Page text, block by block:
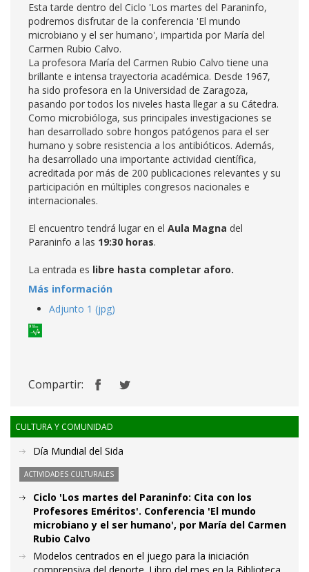
Esta tarde dentro del Ciclo 'Los martes del Paraninfo,
podremos disfrutar de la conferencia 'El mundo
microbiano y el ser humano', impartida por María del
Carmen Rubio Calvo.
La profesora María del Carmen Rubio Calvo tiene una
brillante e intensa trayectoria académica. Desde 1967,
ha sido profesora en la Universidad de Zaragoza,
pasando por todos los niveles hasta llegar a su Cátedra.
Como microbióloga, sus principales investigaciones se
han desarrollado sobre hongos patógenos para el ser
humano y sobre resistencia a los antibióticos. Además,
ha desarrollado una importante actividad científica,
acreditada por más de 200 publicaciones relevantes y su
participación en múltiples congresos nacionales e
internacionales.
El encuentro tendrá lugar en el Aula Magna del
Paraninfo a las 19:30 horas.
La entrada es libre hasta completar aforo.
Más información
Adjunto 1 (jpg)
Compartir:
CULTURA Y COMUNIDAD
Día Mundial del Sida
ACTIVIDADES CULTURALES
Ciclo 'Los martes del Paraninfo: Cita con los
Profesores Eméritos'. Conferencia 'El mundo
microbiano y el ser humano', por María del Carmen
Rubio Calvo
Modelos centrados en el juego para la iniciación